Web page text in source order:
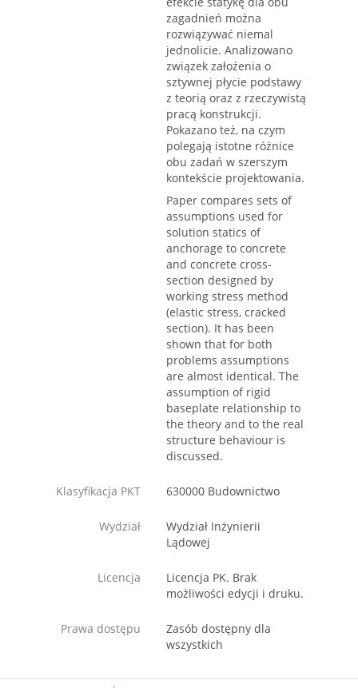
zagadnień można
rozwiązywać niemal
jednolicie. Analizowano
związek założenia o
sztywnej płycie podstawy
z teorią oraz z rzeczywistą
pracą konstrukcji.
Pokazano też, na czym
polegają istotne różnice
obu zadań w szerszym
kontekście projektowania.
Paper compares sets of
assumptions used for
solution statics of
anchorage to concrete
and concrete cross-
section designed by
working stress method
(elastic stress, cracked
section). It has been
shown that for both
problems assumptions
are almost identical. The
assumption of rigid
baseplate relationship to
the theory and to the real
structure behaviour is
discussed.
Klasyfikacja PKT 630000 Budownictwo
Wydział
Wydział Inżynierii
Lądowej
Licencja
Licencja PK. Brak
możliwości edycji i druku.
Prawa dostępu
Zasób dostępny dla
wszystkich